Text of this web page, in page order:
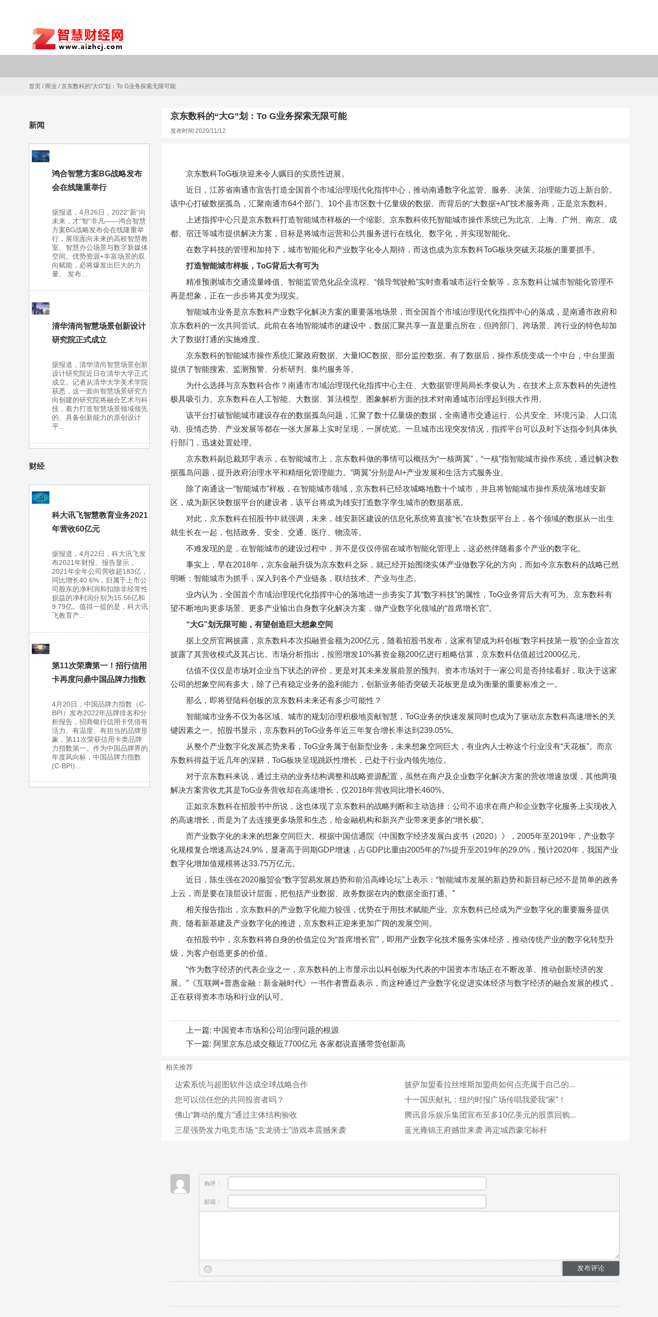
首页 /商业 /京东数科的“大G”划：To G业务探索无限可能
新闻
鸿合智慧方案BG战略发布
会在线隆重举行
据报道，4月26日，2022“新”向
未来，才“智”非凡——鸿合智慧
方案BG战略发布会在线隆重举
行，展现面向未来的高校智慧教
室、智慧办公场景与数字新媒体
空间。优势资源+丰富场景的双
向赋能，必将爆发出巨大的力
量。 发布...
清华清尚智慧场景创新设计
研究院正式成立
据报道，清华清尚智慧场景创新
设计研究院近日在清华大学正式
成立。记者从清华大学美术学院
获悉，这一面向智慧场景研究方
向创建的研究院将融合艺术与科
技，着力打造智慧场景领域领先
的、具备创新能力的原创设计
平...
财经
科大讯飞智慧教育业务2021
年营收60亿元
据报道，4月22日，科大讯飞发
布2021年财报。报告显示，
2021年全年公司营收超183亿，
同比增长40.6%，归属于上市公
司股东的净利润和扣除非经常性
损益的净利润分别为15.56亿和
9.79亿。值得一提的是，科大讯
飞教育产...
第11次荣膺第一！招行信用
卡再度问鼎中国品牌力指数
4月20日，中国品牌力指数（C-
BPI）发布2022年品牌排名和分
析报告，招商银行信用卡凭借有
活力、有温度、有担当的品牌形
象，第11次荣获信用卡类品牌
力指数第一。作为中国品牌界的
年度风向标，中国品牌力指数
(C-BPI)...
京东数科的“大G”划：To G业务探索无限可能
发布时间:2020/11/12
京东数科ToG板块迎来令人瞩目的实质性进展。
近日，江苏省南通市宣告打造全国首个市域治理现代化指挥中心，推动南通数字化监管、服务、决策、治理能力迈上新台阶。
该中心打破数据孤岛，汇聚南通市64个部门、10个县市区数十亿量级的数据。而背后的“大数据+AI”技术服务商，正是京东数科。
上述指挥中心只是京东数科打造智能城市样板的一个缩影。京东数科依托智能城市操作系统已为北京、上海、广州、南京、成
都、宿迁等城市提供解决方案，目标是将城市运营和公共服务进行在线化、数字化，并实现智能化。
在数字科技的管理和加持下，城市智能化和产业数字化令人期待，而这也成为京东数科ToG板块突破天花板的重要抓手。
打造智能城市样板，ToG背后大有可为
精准预测城市交通流量峰值、智能监管危化品全流程、“领导驾驶舱”实时查看城市运行全貌等，京东数科让城市智能化管理不
再是想象，正在一步步将其变为现实。
智能城市业务是京东数科产业数字化解决方案的重要落地场景，而全国首个市域治理现代化指挥中心的落成，是南通市政府和
京东数科的一次共同尝试。此前在各地智能城市的建设中，数据汇聚共享一直是重点所在，但跨部门、跨场景、跨行业的特色却加
大了数据打通的实施难度。
京东数科的智能城市操作系统汇聚政府数据、大量IOC数据、部分监控数据。有了数据后，操作系统变成一个中台，中台里面
提供了智能搜索、监测预警、分析研判、集约服务等。
为什么选择与京东数科合作？南通市市域治理现代化指挥中心主任、大数据管理局局长李俊认为，在技术上京东数科的先进性
极具吸引力。京东数科在人工智能、大数据、算法模型、图象解析方面的技术对南通城市治理起到很大作用。
该平台打破智能城市建设存在的数据孤岛问题，汇聚了数十亿量级的数据，全南通市交通运行、公共安全、环境污染、人口流
动、疫情态势、产业发展等都在一张大屏幕上实时呈现，一屏统览。一旦城市出现突发情况，指挥平台可以及时下达指令到具体执
行部门，迅速处置处理。
京东数科副总裁郑宇表示，在智能城市上，京东数科做的事情可以概括为“一核两翼”，“一核”指智能城市操作系统，通过解决数
据孤岛问题，提升政府治理水平和精细化管理能力。“两翼”分别是AI+产业发展和生活方式服务业。
除了南通这一“智能城市”样板，在智能城市领域，京东数科已经攻城略地数十个城市，并且将智能城市操作系统落地雄安新
区，成为新区块数据平台的建设者，该平台将成为雄安打造数字孪生城市的数据基底。
对此，京东数科在招股书中就强调，未来，雄安新区建设的信息化系统将直接“长”在块数据平台上，各个领域的数据从一出生
就生长在一起，包括政务、安全、交通、医疗、物流等。
不难发现的是，在智能城市的建设过程中，并不是仅仅停留在城市智能化管理上，这必然伴随着多个产业的数字化。
事实上，早在2018年，京东金融升级为京东数科之际，就已经开始围绕实体产业做数字化的方向，而如今京东数科的战略已然
明晰：智能城市为抓手，深入到各个产业链条，联结技术、产业与生态。
业内认为，全国首个市域治理现代化指挥中心的落地进一步夯实了其“数字科技”的属性，ToG业务背后大有可为。京东数科有
望不断地向更多场景、更多产业输出自身数字化解决方案，做产业数字化领域的“首席增长官”。
“大G”划无限可能，有望创造巨大想象空间
据上交所官网披露，京东数科本次拟融资金额为200亿元，随着招股书发布，这家有望成为科创板“数字科技第一股“的企业首次
披露了其营收模式及其占比。市场分析指出，按照增发10%募资金额200亿进行粗略估算，京东数科估值超过2000亿元。
估值不仅仅是市场对企业当下状态的评价，更是对其未来发展前景的预判。资本市场对于一家公司是否持续看好，取决于这家
公司的想象空间有多大，除了已有稳定业务的盈利能力，创新业务能否突破天花板更是成为衡量的重要标准之一。
那么，即将登陆科创板的京东数科未来还有多少可能性？
智能城市业务不仅为各区域、城市的规划治理积极地贡献智慧，ToG业务的快速发展同时也成为了驱动京东数科高速增长的关
键因素之一。招股书显示，京东数科的ToG业务年近三年复合增长率达到239.05%。
从整个产业数字化发展态势来看，ToG业务属于创新型业务，未来想象空间巨大，有业内人士称这个行业没有“天花板”。而京
东数科得益于近几年的深耕，ToG板块呈现跳跃性增长，已处于行业内领先地位。
对于京东数科来说，通过主动的业务结构调整和战略资源配置，虽然在商户及企业数字化解决方案的营收增速放缓，其他两项
解决方案营收尤其是ToG业务营收却在高速增长，仅2018年营收同比增长460%。
正如京东数科在招股书中所说，这也体现了京东数科的战略判断和主动选择：公司不追求在商户和企业数字化服务上实现收入
的高速增长，而是为了去连接更多场景和生态，给金融机构和新兴产业带来更多的“增长极”。
而产业数字化的未来的想象空间巨大。根据中国信通院《中国数字经济发展白皮书（2020）》，2005年至2019年，产业数字
化规模复合增速高达24.9%，显著高于同期GDP增速，占GDP比重由2005年的7%提升至2019年的29.0%，预计2020年，我国产业
数字化增加值规模将达33.75万亿元。
近日，陈生强在2020服贸会“数字贸易发展趋势和前沿高峰论坛”上表示：“智能城市发展的新趋势和新目标已经不是简单的政务
上云，而是要在顶层设计层面，把包括产业数据、政务数据在内的数据全面打通。”
相关报告指出，京东数科的产业数字化能力较强，优势在于用技术赋能产业。京东数科已经成为产业数字化的重要服务提供
商。随着新基建及产业数字化的推进，京东数科正迎来更加广阔的发展空间。
在招股书中，京东数科将自身的价值定位为“首席增长官”，即用产业数字化技术服务实体经济，推动传统产业的数字化转型升
级，为客户创造更多的价值。
“作为数字经济的代表企业之一，京东数科的上市显示出以科创板为代表的中国资本市场正在不断改革、推动创新经济的发
展。”《互联网+普惠金融：新金融时代》一书作者曹磊表示，而这种通过产业数字化促进实体经济与数字经济的融合发展的模式，
正在获得资本市场和行业的认可。
上一篇: 中国资本市场和公司治理问题的根源
下一篇: 阿里京东总成交额近7700亿元 各家都说直播带货创新高
相关推荐
达索系统与超图软件达成全球战略合作
披萨加盟看拉丝维斯加盟商如何点亮属于自己的...
您可以信任您的共同投资者吗？
十一国庆献礼：纽约时报广场传唱我爱我“家”！
佛山“舞动的魔方”通过主体结构验收
腾讯音乐娱乐集团宣布至多10亿美元的股票回购...
三星强势发力电竞市场 “玄龙骑士”游戏本震撼来袭
蓝光雍锦王府撼世来袭 再定城西豪宅标杆
称呼：
邮箱：